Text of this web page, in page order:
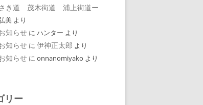
き道 茂木街道 浦上街道ー
美 より
知らせ に ハンター より
知らせ に 伊神正太郎 より
知らせ に onnanomiyako より
リー